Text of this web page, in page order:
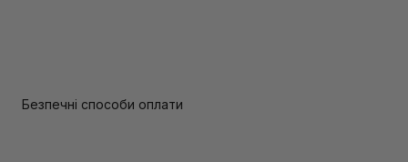
Безпечні способи оплати